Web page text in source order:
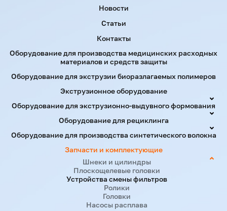
Оборудование для производства медицинских расходных
материалов и средств защиты
Оборудование для экструзии биоразлагаемых полимеров
Экструзионное оборудование
Оборудование для экструзионно-выдувного формования
Оборудование для рециклинга
Оборудование для производства синтетического волокна
Запчасти и комплектующие
Шнеки и цилиндры
Плоскощелевые головки
Устройства смены фильтров
Ролики
Головки
Насосы расплава
Новости
Статьи
Контакты